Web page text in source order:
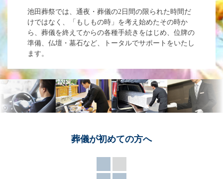
池田葬祭では、通夜・葬儀の2日間の限られた時間だ
けではなく、「もしもの時」を考え始めたその時か
ら、葬儀を終えてからの各種手続きをはじめ、位牌の
準備、仏壇・墓石など、トータルでサポートをいたし
ます。
葬儀が初めての方へ